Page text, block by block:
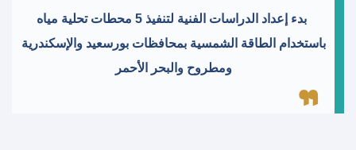
بدء إعداد الدراسات الفنية لتنفيذ 5 محطات تحلية مياه
باستخدام الطاقة الشمسية بمحافظات بورسعيد والإسكندرية
ومطروح والبحر الأحمر